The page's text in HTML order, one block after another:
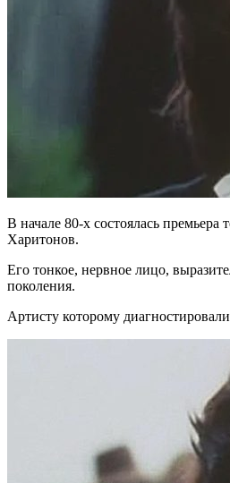
В начале 80-х состоялась
Харитонов.
Его тонкое, нервное лицо,
поколения.
Артисту которому